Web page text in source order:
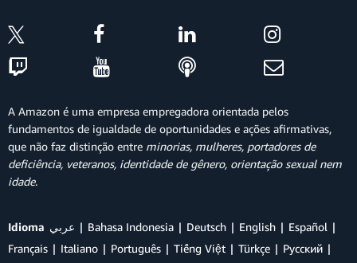
A Amazon é uma empresa empregadora orientada pelos
fundamentos de igualdade de oportunidades e ações afirmativas,
que não faz distinção entre minorias, mulheres, portadores de
deficiência, veteranos, identidade de gênero, orientação sexual nem
idade.
Idioma عربي Bahasa Indonesia Deutsch English
Español
Français
Italiano Português Tiếng Việt Türkçe
Ρусский